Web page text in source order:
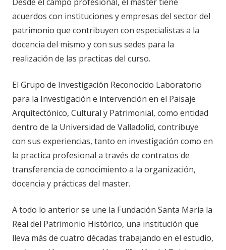
acuerdos con instituciones y empresas del sector del
patrimonio que contribuyen con especialistas a la
docencia del mismo y con sus sedes para la
realización de las practicas del curso.
El Grupo de Investigación Reconocido Laboratorio
para la Investigación e intervención en el Paisaje
Arquitectónico, Cultural y Patrimonial, como entidad
dentro de la Universidad de Valladolid, contribuye
con sus experiencias, tanto en investigación como en
la practica profesional a través de contratos de
transferencia de conocimiento a la organización,
docencia y prácticas del master.
A todo lo anterior se une la Fundación Santa María la
Real del Patrimonio Histórico, una institución que
lleva más de cuatro décadas trabajando en el estudio,